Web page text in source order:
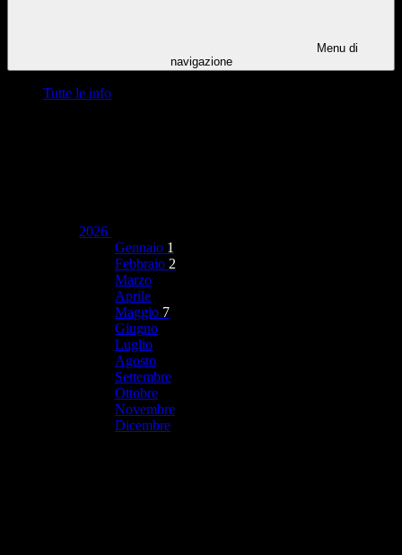
Menu di
navigazione
Tutte le info
2026
Gennaio 1
Febbraio 2
Marzo
Aprile
Maggio 7
Giugno
Luglio
Agosto
Settembre
Ottobre
Novembre
Dicembre